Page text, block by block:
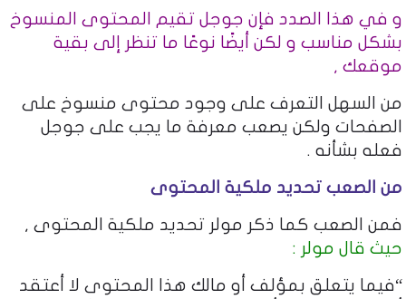
و في هذا الصدد فإن جوجل تقيم المحتوى المنسوخ
بشكل مناسب و لكن أيضًا نوعًا ما تنظر إلى بقية
موقعك ,
من السهل التعرف على وجود محتوى منسوخ على
الصفحات ولكن يصعب معرفة ما يجب على جوجل
فعله بشأنه .
من الصعب تحديد ملكية المحتوى
فمن الصعب كما ذكر مولر تحديد ملكية المحتوى ,
حيث قال مولر :
“فيما يتعلق بمؤلف أو مالك هذا المحتوى لا أعتقد